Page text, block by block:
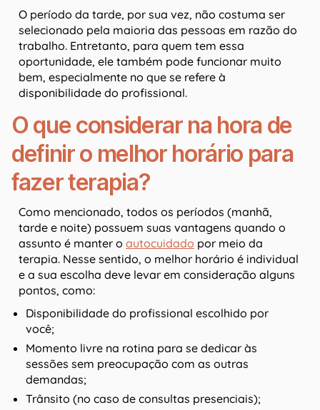
O período da tarde, por sua vez, não costuma ser
selecionado pela maioria das pessoas em razão do
trabalho. Entretanto, para quem tem essa
oportunidade, ele também pode funcionar muito
bem, especialmente no que se refere à
disponibilidade do profissional.
O que considerar na hora de
definir o melhor horário para
fazer terapia?
Como mencionado, todos os períodos (manhã,
tarde e noite) possuem suas vantagens quando o
assunto é manter o autocuidado por meio da
terapia. Nesse sentido, o melhor horário é individual
e a sua escolha deve levar em consideração alguns
pontos, como:
Disponibilidade do profissional escolhido por
você;
Momento livre na rotina para se dedicar às
sessões sem preocupação com as outras
demandas;
Trânsito (no caso de consultas presenciais);